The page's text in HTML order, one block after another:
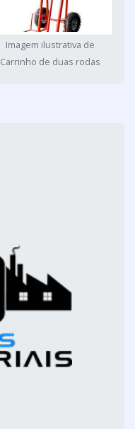
Imagem ilustrativa de
Carrinho de duas rodas